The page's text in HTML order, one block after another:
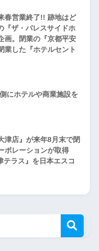
春営業終了!! 跡地はど
『ザ・パレスサイドホ
画。閉業の『京都平安
業した『ホテルセント
にホテルや商業施設を
津店』が来年8月末で閉
ポレーションが取得
ラス』を日本エスコ